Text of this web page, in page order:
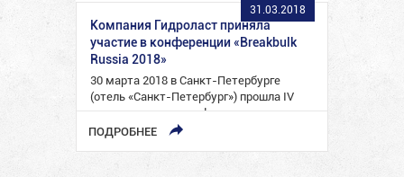
31.03.2018
Компания Гидроласт приняла
участие в конференции «Breakbulk
Russia 2018»
30 марта 2018 в Санкт-Петербурге
(отель «Санкт-Петербург») прошла IV
международная конференция
BREAKBULK RUSSIA 2018, которая была
ПОДРОБНЕЕ